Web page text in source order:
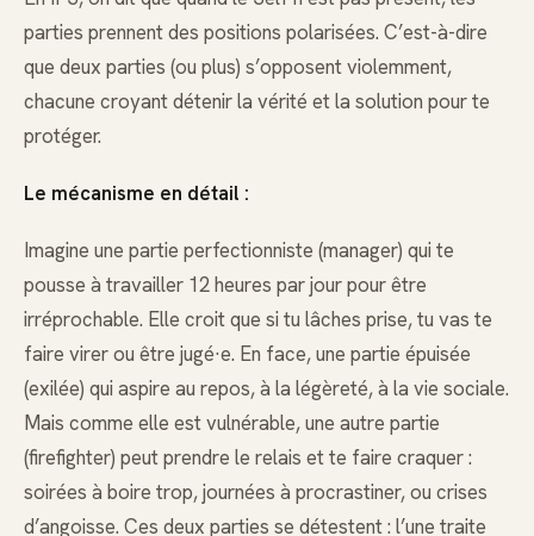
parties prennent des positions polarisées. C’est-à-dire
que deux parties (ou plus) s’opposent violemment,
chacune croyant détenir la vérité et la solution pour te
protéger.
Le mécanisme en détail :
Imagine une partie perfectionniste (manager) qui te
pousse à travailler 12 heures par jour pour être
irréprochable. Elle croit que si tu lâches prise, tu vas te
faire virer ou être jugé·e. En face, une partie épuisée
(exilée) qui aspire au repos, à la légèreté, à la vie sociale.
Mais comme elle est vulnérable, une autre partie
(firefighter) peut prendre le relais et te faire craquer :
soirées à boire trop, journées à procrastiner, ou crises
d’angoisse. Ces deux parties se détestent : l’une traite